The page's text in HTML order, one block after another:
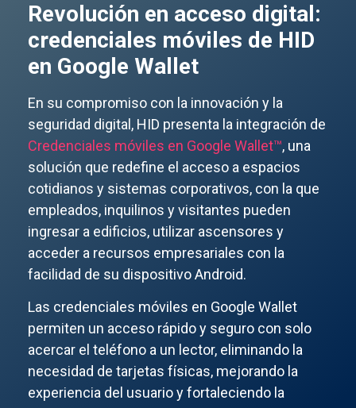
Revolución en acceso digital:
credenciales móviles de HID
en Google Wallet
En su compromiso con la innovación y la
seguridad digital, HID presenta la integración de
Credenciales móviles en Google Wallet™, una
solución que redefine el acceso a espacios
cotidianos y sistemas corporativos, con la que
empleados, inquilinos y visitantes pueden
ingresar a edificios, utilizar ascensores y
acceder a recursos empresariales con la
facilidad de su dispositivo Android.
Las credenciales móviles en Google Wallet
permiten un acceso rápido y seguro con solo
acercar el teléfono a un lector, eliminando la
necesidad de tarjetas físicas, mejorando la
experiencia del usuario y fortaleciendo la